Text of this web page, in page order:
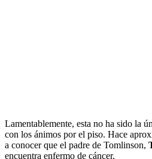
Lamentablemente, esta no ha sido la
con los ánimos por el piso. Hace
a conocer que el padre de Tomlinson,
encuentra enfermo de cáncer.